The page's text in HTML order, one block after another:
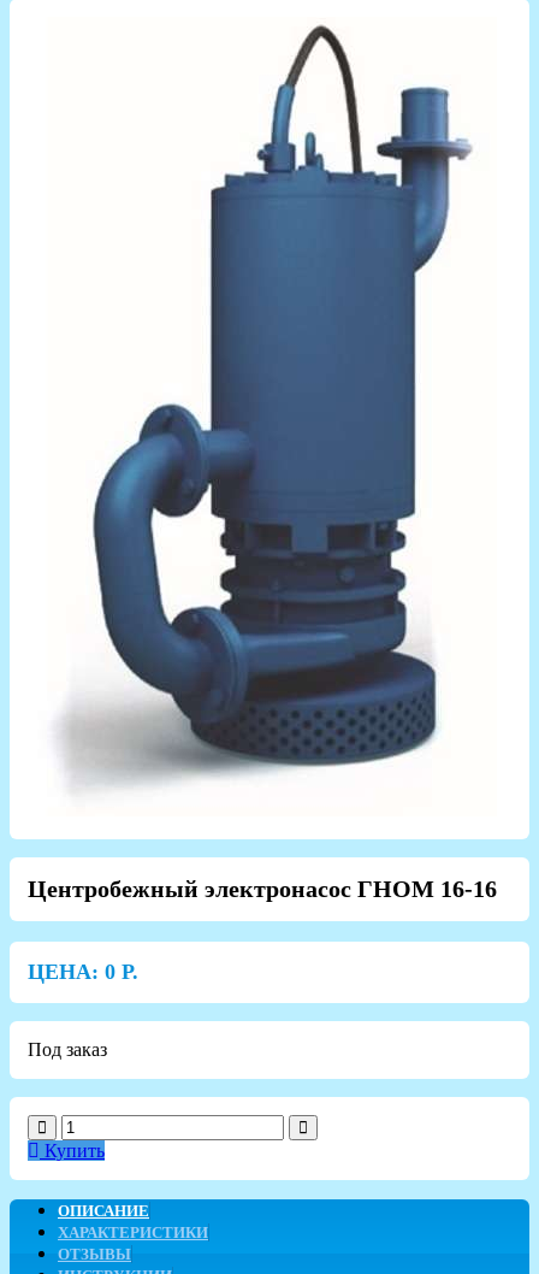
Центробежный электронасос ГНОМ 16-16
ЦЕНА: 0 Р.
Под заказ
Купить
ОПИСАНИЕ
ХАРАКТЕРИСТИКИ
ОТЗЫВЫ